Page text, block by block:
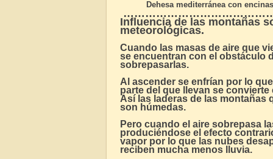
Dehesa mediterránea con encinas
Influencia de las montañas
meteorológicas.
Cuando las masas de aire que
se encuentran con el obstáculo
sobrepasarlas.
Al ascender se enfrían por lo
parte del que llevan se
Así las laderas de las montañas
son húmedas.
Pero cuando el aire sobrepasa
produciéndose el efecto
vapor por lo que las nubes
reciben mucha menos lluvia.